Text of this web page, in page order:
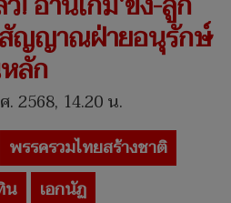
ญญาณฝ่ายอนุรักษ์
ลัก
2568, 14.20 น.
พรรครวมไทยสร้างชาติ
น เอกนัฏ